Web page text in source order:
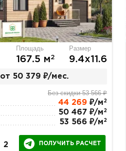
Площадь
167.5 м2
Размер
9.4х11.6
от 50 379 ₽/мес.
Без скидки 53 566 ₽
44 269 ₽/м 2
50 467 ₽/м 2
53 566 ₽/м 2
2 ПОЛУЧИТЬ РАСЧЕТ